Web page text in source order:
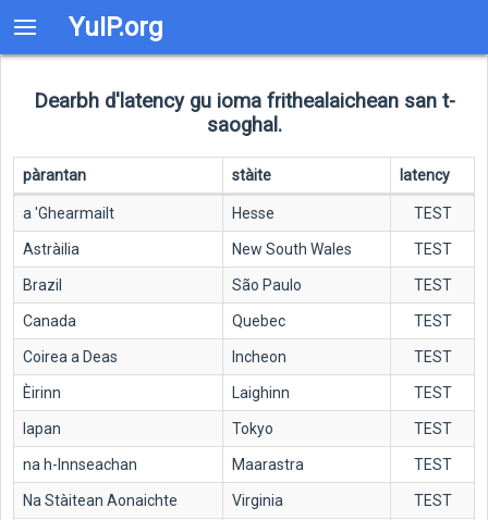
YuIP.org
Dearbh d'latency gu ioma frithealaichean san t-
saoghal.
pàrantan stàite latency
a 'Ghearmailt Hesse TEST
Astràilia New South Wales TEST
Brazil São Paulo TEST
Canada Quebec TEST
Coirea a Deas Incheon TEST
Èirinn Laighinn TEST
Iapan Tokyo TEST
na h-Innseachan Maarastra TEST
Na Stàitean Aonaichte Virginia TEST